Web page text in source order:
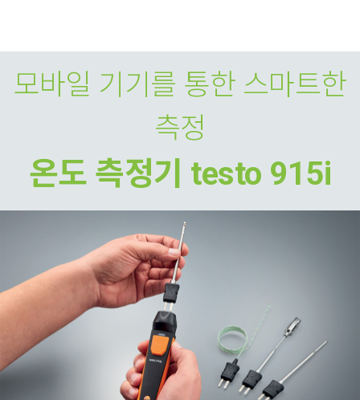
모바일 기기를 통한 스마트한
측정
온도 측정기 testo 915i